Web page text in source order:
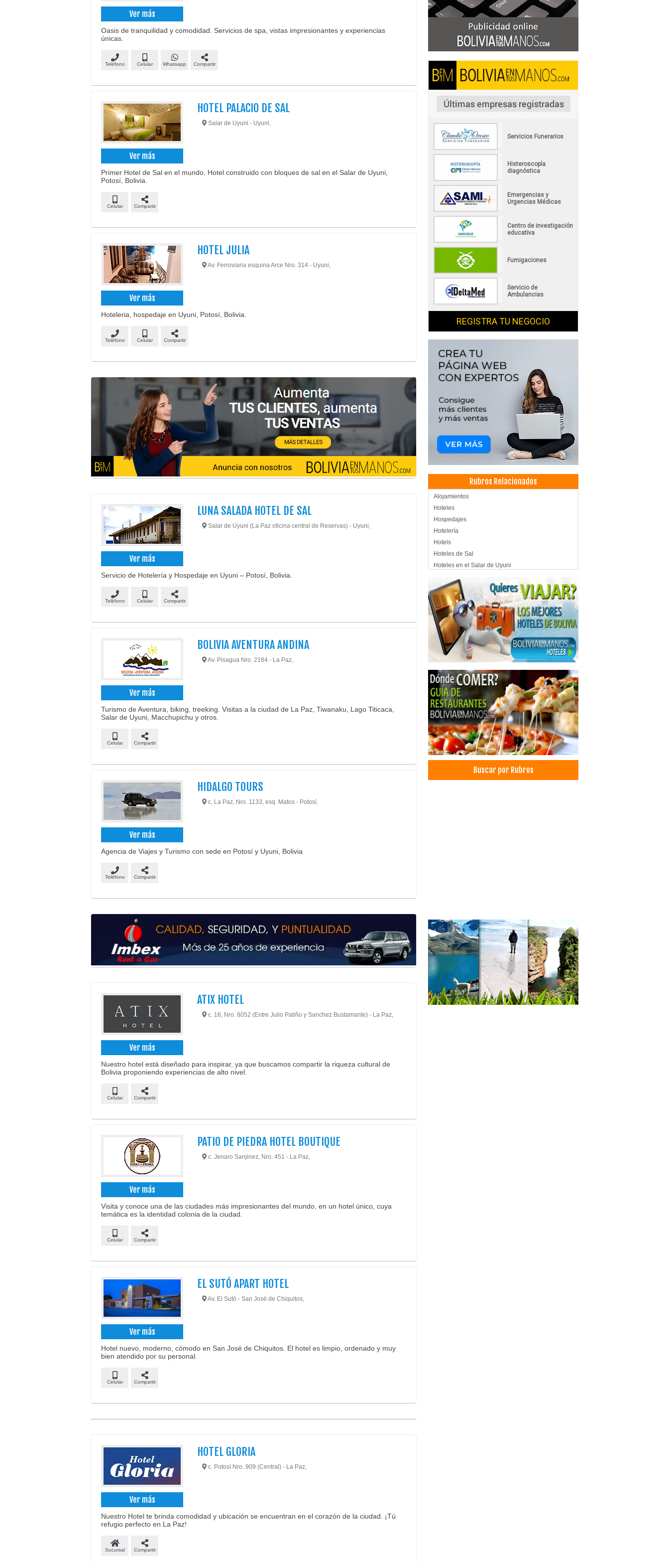
Ver más
Oasis de tranquilidad y comodidad. Servicios de spa, vistas impresionantes y experiencias
únicas.
Teléfono Celular Whatsapp Compartir
Ver más
HOTEL PALACIO DE SAL
Salar de Uyuni - Uyuni,
Primer Hotel de Sal en el mundo. Hotel construido con bloques de sal en el Salar de Uyuni,
Potosí, Bolivia.
Celular Compartir
Ver más
HOTEL JULIA
Av. Ferroviaria esquina Arce Nro. 314 - Uyuni,
Hoteleria, hospedaje en Uyuni, Potosí, Bolivia.
Teléfono Celular Compartir
Ver más
LUNA SALADA HOTEL DE SAL
Salar de Uyuni (La Paz oficina central de Reservas) - Uyuni,
Servicio de Hotelería y Hospedaje en Uyuni – Potosí, Bolivia.
Teléfono Celular Compartir
Ver más
BOLIVIA AVENTURA ANDINA
Av. Pisagua Nro. 2184 - La Paz,
Turismo de Aventura, biking, treeking. Visitas a la ciudad de La Paz, Tiwanaku, Lago Titicaca,
Salar de Uyuni, Macchupichu y otros.
Celular Compartir
Ver más
HIDALGO TOURS
c. La Paz, Nro. 1133, esq. Matos - Potosí,
Agencia de Viajes y Turismo con sede en Potosí y Uyuni, Bolivia
Teléfono Compartir
Ver más
ATIX HOTEL
c. 16, Nro. 8052 (Entre Julio Patiño y Sanchez Bustamante) - La Paz,
Nuestro hotel está diseñado para inspirar, ya que buscamos compartir la riqueza cultural de
Bolivia proponiendo experiencias de alto nivel.
Celular Compartir
Ver más
PATIO DE PIEDRA HOTEL BOUTIQUE
c. Jenaro Sanjinez, Nro. 451 - La Paz,
Visita y conoce una de las ciudades más impresionantes del mundo, en un hotel único, cuya
temática es la identidad colonia de la ciudad.
Celular Compartir
Ver más
EL SUTÓ APART HOTEL
Av. El Sutó - San José de Chiquitos,
Hotel nuevo, moderno, cómodo en San José de Chiquitos. El hotel es limpio, ordenado y muy
bien atendido por su personal.
Celular Compartir
Ver más
HOTEL GLORIA
c. Potosí Nro. 909 (Central) - La Paz,
Nuestro Hotel te brinda comodidad y ubicación se encuentran en el corazón de la ciudad. ¡Tú
refugio perfecto en La Paz!
Sucursal Compartir
Servicios Funerarios
Histeroscopía
diagnóstica
Emergencias y
Urgencias Médicas
Centro de investigación
educativa
Fumigaciones
Servicio de
Ambulancias
REGISTRA TU NEGOCIO
Rubros Relacionados
Alojamientos
Hoteles
Hospedajes
Hotelería
Hotels
Hoteles de Sal
Hoteles en el Salar de Uyuni
Turismo: Agencias de Viaje
Viajes, Agencias de
Turismo de Aventura
Turismo Ecológico
Turismo
Operadores Turisticos
Operadora de Turismo
Apart Hoteles
Buscar por Rubros